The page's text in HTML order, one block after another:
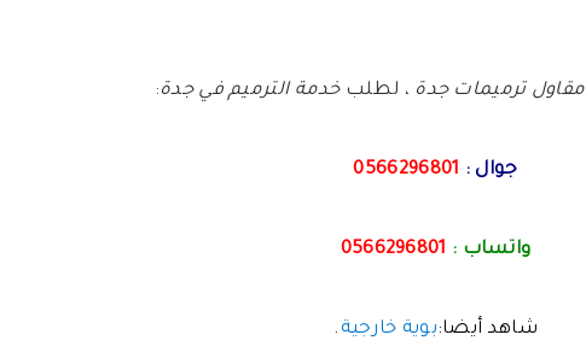
مقاول ترميمات جدة ، لطلبخدمة الترميم في جدة:
جوال : 0566296801
واتساب : 0566296801
شاهد أيضا:بوية خارجية .